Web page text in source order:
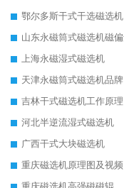
鄂尔多斯干式干选磁选机
上海永磁湿式磁选机
天津永磁筒式磁选机品牌
吉林干式磁选机工作原理
河北半逆流湿式磁选机
广西干式大块磁选机
重庆磁选机原理图及视频